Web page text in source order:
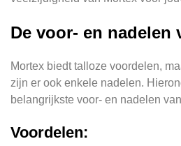
De voor- en nadelen
Mortex biedt talloze voordelen,
zijn er ook enkele nadelen.
belangrijkste voor- en nadelen
Voordelen: